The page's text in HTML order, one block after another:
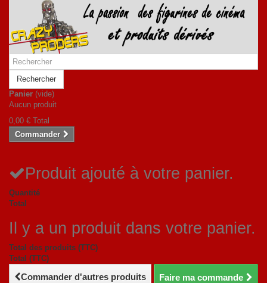
Rechercher
Panier (vide)
Aucun produit
0,00 € Total
Commander
Produit ajouté à votre panier.
Quantité
Total
Il y a un produit dans votre panier.
Total des produits (TTC)
Total (TTC)
Commander d'autres produits Faire ma commande